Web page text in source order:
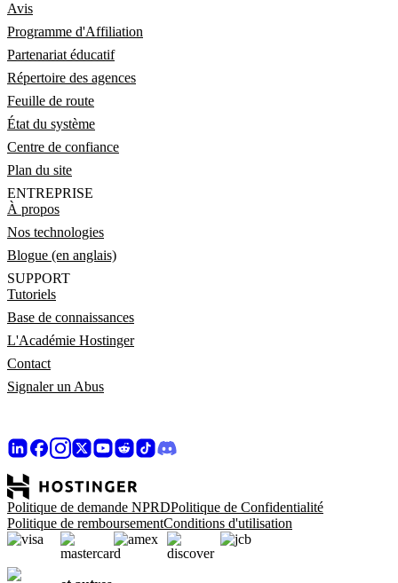
Avis
Programme d'Affiliation
Partenariat éducatif
Répertoire des agences
Feuille de route
État du système
Centre de confiance
Plan du site
ENTREPRISE
À propos
Nos technologies
Blogue (en anglais)
SUPPORT
Tutoriels
Base de connaissances
L'Académie Hostinger
Contact
Signaler un Abus
Politique de demande NPRDPolitique de Confidentialité
Politique de remboursementConditions d'utilisation